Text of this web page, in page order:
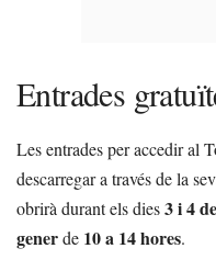
Entrades
Les entrades per accedir al
descarregar a través de la
obrirà durant els dies3 i 4
generde 10 a 14 hores.